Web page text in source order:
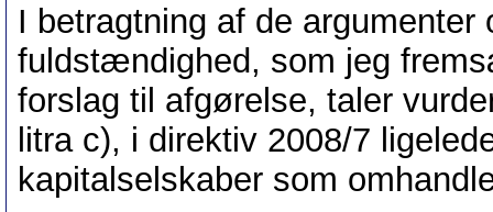
I betragtning af de argumenter
fuldstændighed, som jeg
forslag til afgørelse, taler
litra c), i direktiv 2008/7
kapitalselskaber som